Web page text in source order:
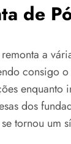
de
a
consigo
enquanto
dos
tornou um